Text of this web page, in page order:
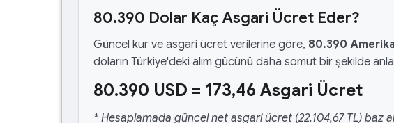
80.390 Dolar Kaç Asgari Ücret Eder?
Güncel kur ve asgari ücret verilerine göre, 80.390
doların Türkiye'deki alım gücünü daha somut bir şekilde
80.390 USD = 173,46 Asgari Ücret
* Hesaplamada güncel net asgari ücret (22.104,67 TL) baz